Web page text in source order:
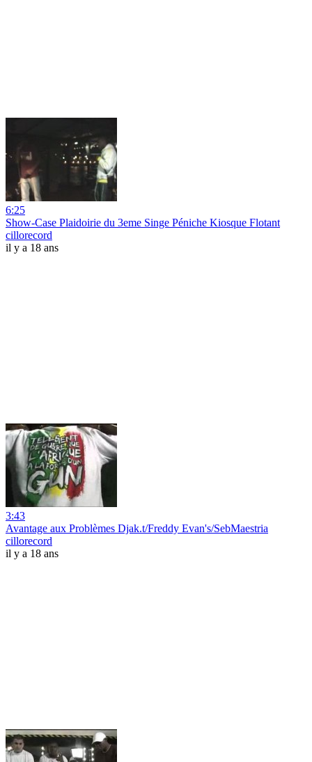
6:25
Show-Case Plaidoirie du 3eme Singe Péniche Kiosque Flotant
cillorecord
il y a 18 ans
3:43
Avantage aux Problèmes Djak.t/Freddy Evan's/SebMaestria
cillorecord
il y a 18 ans